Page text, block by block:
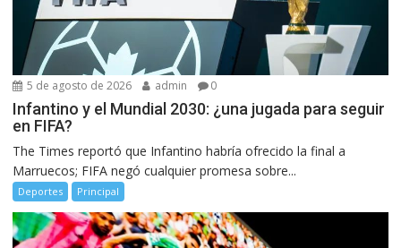
5 de agosto de 2026 admin 0
Infantino y el Mundial 2030: ¿una jugada para seguir
en FIFA?
The Times reportó que Infantino habría ofrecido la final a
Marruecos; FIFA negó cualquier promesa sobre...
Deportes Principal